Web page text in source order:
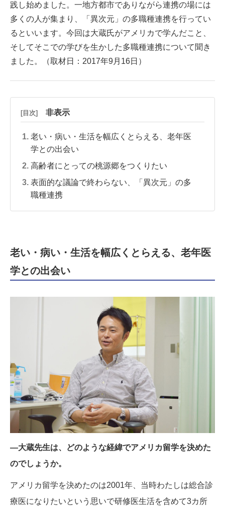
践し始めました。一地方都市でありながら連携の場には
多くの人が集まり、「異次元」の多職種連携を行ってい
るといいます。今回は大蔵氏がアメリカで学んだこと、
そしてそこでの学びを生かした多職種連携について聞き
ました。（取材日：2017年9月16日）
[目次] 非表示
老い・病い・生活を幅広くとらえる、老年医
学との出会い
高齢者にとっての桃源郷をつくりたい
表面的な議論で終わらない、「異次元」の多
職種連携
老い・病い・生活を幅広くとらえる、老年医
学との出会い
―大蔵先生は、どのような経緯でアメリカ留学を決めた
のでしょうか。
アメリカ留学を決めたのは2001年、当時わたしは総合診
療医になりたいという思いで研修医生活を含めて3カ所